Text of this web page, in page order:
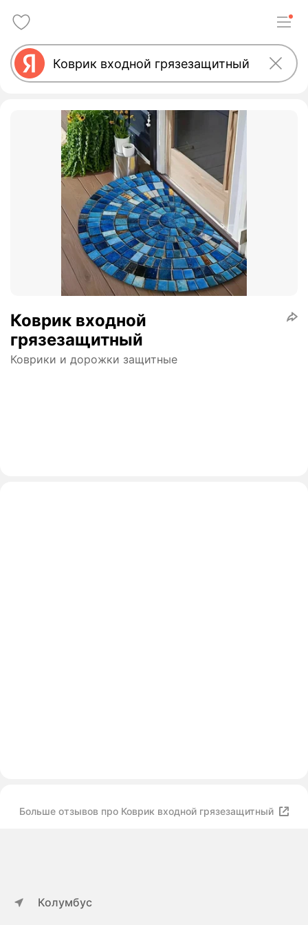
Коврик входной
грязезащитный
Коврики и дорожки защитные
Больше отзывов про Коврик входной грязезащитный
Колумбус